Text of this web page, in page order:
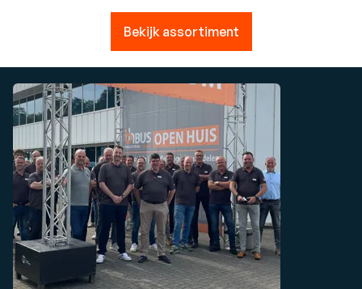
Bekijk assortiment